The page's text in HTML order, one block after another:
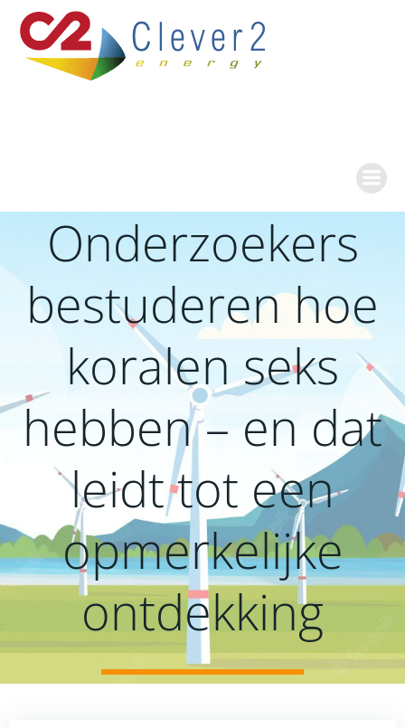
naar
de
inhoud
Onderzoekers
bestuderen hoe
koralen seks
hebben – en dat
leidt tot een
opmerkelijke
ontdekking